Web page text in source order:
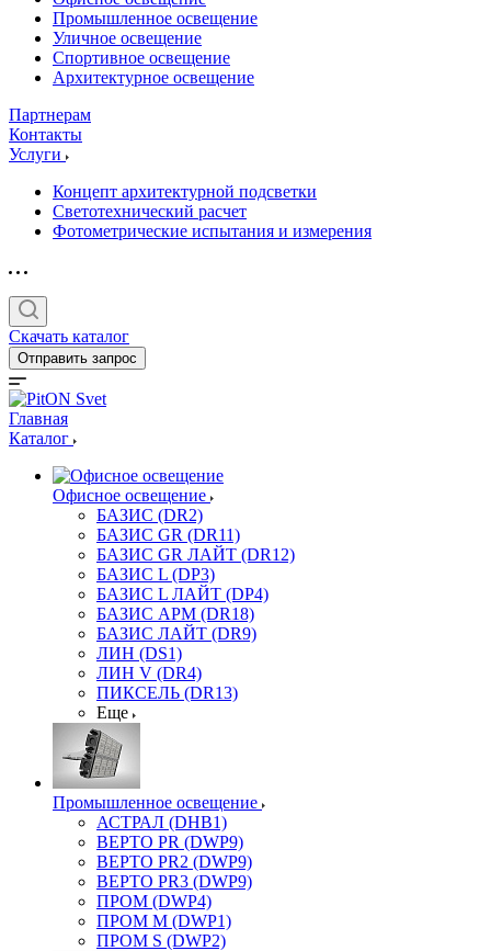
Промышленное освещение
Уличное освещение
Спортивное освещение
Архитектурное освещение
Партнерам
Контакты
Услуги
Концепт архитектурной подсветки
Светотехнический расчет
Фотометрические испытания и измерения
Скачать каталог
Отправить запрос
Главная
Каталог
Офисное освещение
БАЗИС (DR2)
БАЗИС GR (DR11)
БАЗИС GR ЛАЙТ (DR12)
БАЗИС L (DP3)
БАЗИС L ЛАЙТ (DP4)
БАЗИС АРМ (DR18)
БАЗИС ЛАЙТ (DR9)
ЛИН (DS1)
ЛИН V (DR4)
ПИКСЕЛЬ (DR13)
Еще
Промышленное освещение
АСТРАЛ (DHB1)
ВЕРТО PR (DWP9)
ВЕРТО PR2 (DWP9)
ВЕРТО PR3 (DWP9)
ПРОМ (DWP4)
ПРОМ M (DWP1)
ПРОМ S (DWP2)